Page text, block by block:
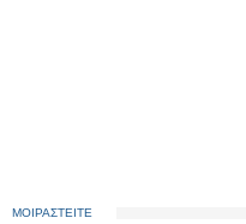
ΜΟΙΡΑΣΤΕΙΤΕ